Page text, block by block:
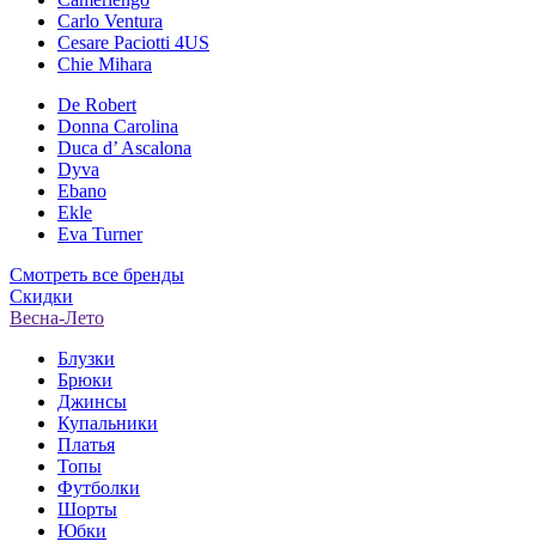
Carlo Ventura
Cesare Paciotti 4US
Chie Mihara
De Robert
Donna Carolina
Duca d’ Ascalona
Dyva
Ebano
Ekle
Eva Turner
Смотреть все бренды
Скидки
Весна-Лето
Блузки
Брюки
Джинсы
Купальники
Платья
Топы
Футболки
Шорты
Юбки